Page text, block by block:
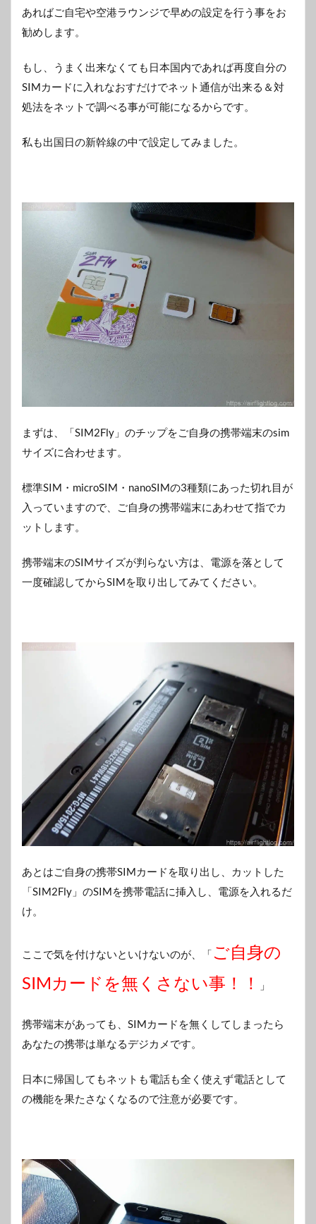
あればご自宅や空港ラウンジで早めの設定を行う事をお
勧めします。
もし、うまく出来なくても日本国内であれば再度自分の
SIMカードに入れなおすだけでネット通信が出来る＆対
処法をネットで調べる事が可能になるからです。
私も出国日の新幹線の中で設定してみました。
まずは、「SIM2Fly」のチップをご自身の携帯端末のsim
サイズに合わせます。
標準SIM・microSIM・nanoSIMの3種類にあった切れ目が
入っていますので、ご自身の携帯端末にあわせて指でカ
ットします。
携帯端末のSIMサイズが判らない方は、電源を落として
一度確認してからSIMを取り出してみてください。
あとはご自身の携帯SIMカードを取り出し、カットした
「SIM2Fly」のSIMを携帯電話に挿入し、電源を入れるだ
け。
ここで気を付けないといけないのが、「ご自身の
SIMカードを無くさない事！！
」
携帯端末があっても、SIMカードを無くしてしまったら
あなたの携帯は単なるデジカメです。
日本に帰国してもネットも電話も全く使えず電話として
の機能を果たさなくなるので注意が必要です。